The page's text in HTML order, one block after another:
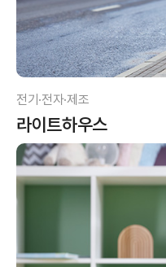
전기·전자·제조
라이트하우스